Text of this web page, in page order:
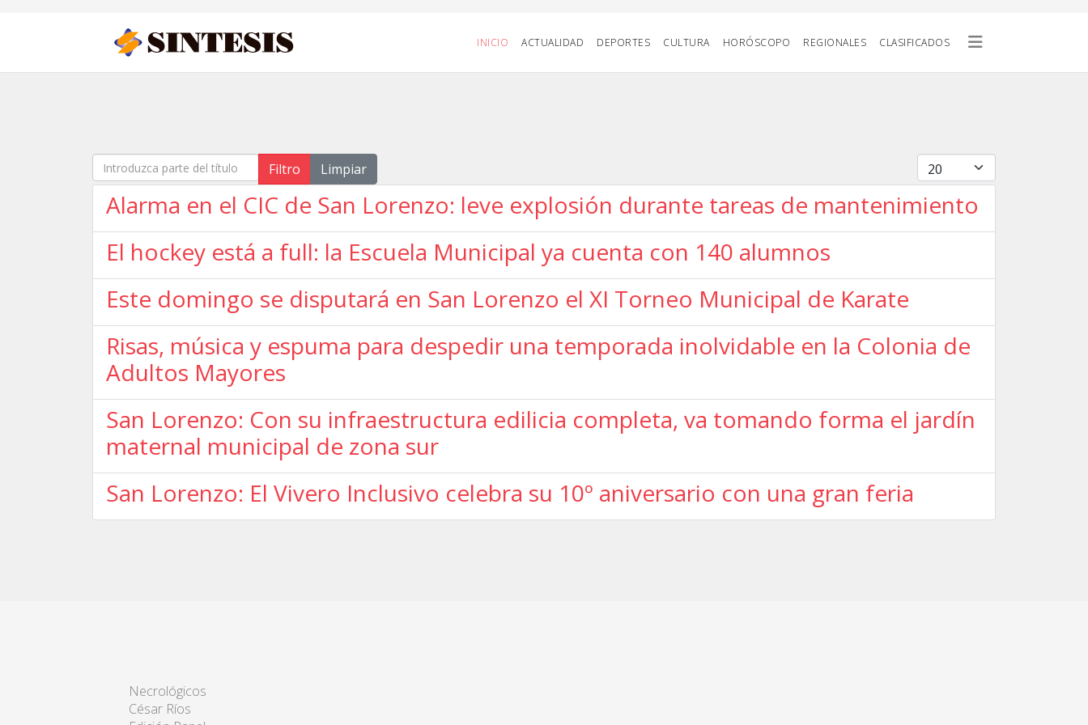
INICIO ACTUALIDAD DEPORTES CULTURA HORÓSCOPO REGIONALES CLASIFICADOS
Introduzca parte del título Filtro Limpiar Cantidad
Alarma en el CIC de San Lorenzo: leve explosión durante tareas de mantenimiento
El hockey está a full: la Escuela Municipal ya cuenta con 140 alumnos
Este domingo se disputará en San Lorenzo el XI Torneo Municipal de Karate
Risas, música y espuma para despedir una temporada inolvidable en la Colonia de
Adultos Mayores
San Lorenzo: Con su infraestructura edilicia completa, va tomando forma el jardín
maternal municipal de zona sur
San Lorenzo: El Vivero Inclusivo celebra su 10º aniversario con una gran feria
Necrológicos
César Ríos